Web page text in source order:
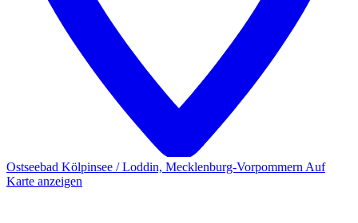
Ostseebad Kölpinsee / Loddin, Mecklenburg-Vorpommern Auf
Karte anzeigen